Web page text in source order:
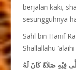
berjalan kaki,
sesungguhnya
Sahl bin Hanif
Shallallahu
فِيْهِ صَلاَةً كَانَ لَهُ